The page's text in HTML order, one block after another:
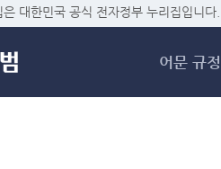
메
은 대한민국 공식 전자정부 누리집입니다.
어문 규정